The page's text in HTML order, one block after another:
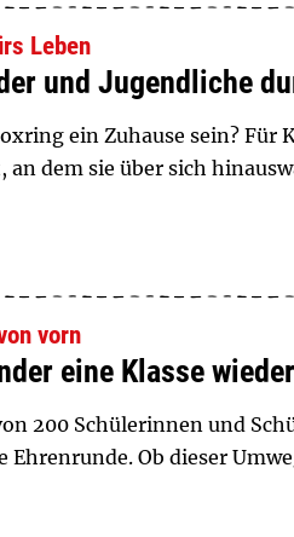
Leben
und Jugendliche
ein Zuhause sein? Für
an dem sie über sich
vorn
eine Klasse
200 Schülerinnen und
Ehrenrunde. Ob dieser